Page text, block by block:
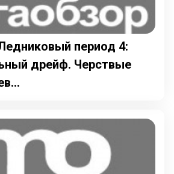
период 4:
дрейф. Черствые